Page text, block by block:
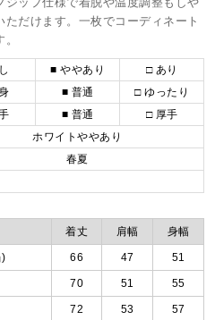
だけます。一枚でコーディネート
■ ややあり
□ あり
■ 普通
□ ゆったり
■ 普通
□ 厚手
ホワイトややあり
春夏
着丈 肩幅 身幅
66 47 51
70 51 55
72 53 57